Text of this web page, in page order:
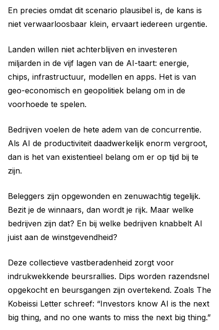
En precies omdat dit scenario plausibel is, de kans is
niet verwaarloosbaar klein, ervaart iedereen urgentie.
Landen willen niet achterblijven en investeren
miljarden in de vijf lagen van de AI-taart: energie,
chips, infrastructuur, modellen en apps. Het is van
geo-economisch en geopolitiek belang om in de
voorhoede te spelen.
Bedrijven voelen de hete adem van de concurrentie.
Als AI de productiviteit daadwerkelijk enorm vergroot,
dan is het van existentieel belang om er op tijd bij te
zijn.
Beleggers zijn opgewonden en zenuwachtig tegelijk.
Bezit je de winnaars, dan wordt je rijk. Maar welke
bedrijven zijn dat? En bij welke bedrijven knabbelt AI
juist aan de winstgevendheid?
Deze collectieve vastberadenheid zorgt voor
indrukwekkende beursrallies. Dips worden razendsnel
opgekocht en beursgangen zijn overtekend. Zoals The
Kobeissi Letter schreef: “Investors know AI is the next
big thing, and no one wants to miss the next big thing.”